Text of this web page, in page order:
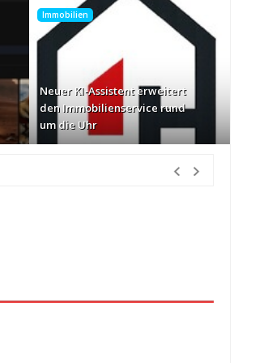
Immobilien
Neuer KI-Assistent erweitert
den Immobilienservice rund
um die Uhr